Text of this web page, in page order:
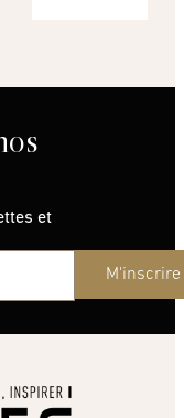
et
M'inscrire